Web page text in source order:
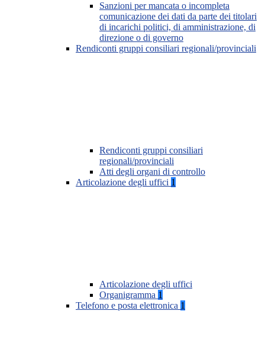
Sanzioni per mancata o incompleta
comunicazione dei dati da parte dei titolari
di incarichi politici, di amministrazione, di
direzione o di governo
Rendiconti gruppi consiliari regionali/provinciali
Rendiconti gruppi consiliari
regionali/provinciali
Atti degli organi di controllo
Articolazione degli uffici 1
Articolazione degli uffici
Organigramma 1
Telefono e posta elettronica 1